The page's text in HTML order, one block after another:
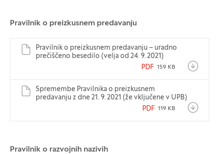
Pravilnik o preizkusnem predavanju
Pravilnik o preizkusnem predavanju – uradno
prečiščeno besedilo (velja od 24. 9. 2021)
PDF 159 KB
Spremembe Pravilnika o preizkusnem
predavanju z dne 21. 9. 2021 (že vključene v UPB)
PDF 119 KB
Pravilnik o razvojnih nazivih